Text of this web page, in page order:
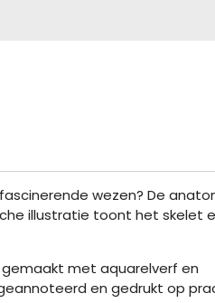
wezen? De
illustratie toont het skelet
met aquarelverf en
en gedrukt op